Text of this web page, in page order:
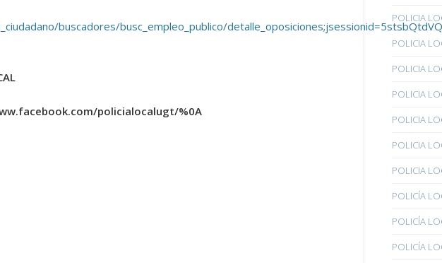
buscadores/busc_empleo_publico/
policialocalugt/%0A
POLICIA
POLICIA
POLICIA
POLICIA
POLICIA
POLICIA
POLICIA
POLICÍA
POLICÍA
POLICÍA